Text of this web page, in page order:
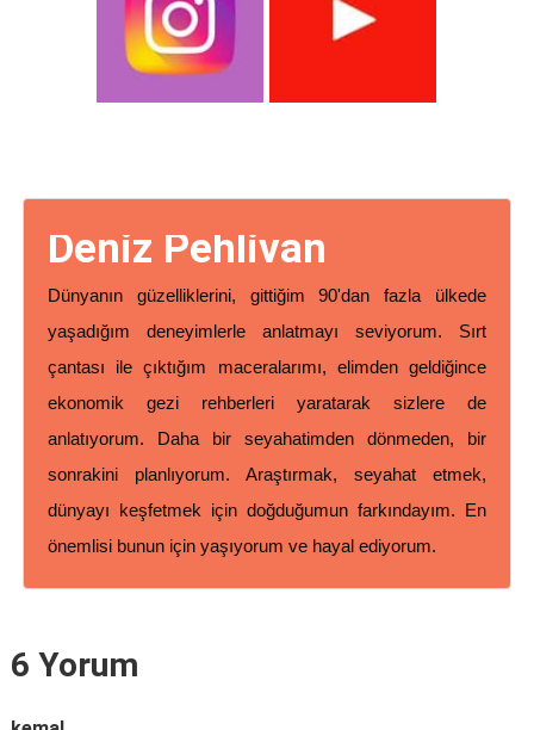
Deniz Pehlivan
Dünyanın güzelliklerini, gittiğim 90'dan fazla ülkede
yaşadığım deneyimlerle anlatmayı seviyorum. Sırt
çantası ile çıktığım maceralarımı, elimden geldiğince
ekonomik gezi rehberleri yaratarak sizlere de
anlatıyorum. Daha bir seyahatimden dönmeden, bir
sonrakini planlıyorum. Araştırmak, seyahat etmek,
dünyayı keşfetmek için doğduğumun farkındayım. En
önemlisi bunun için yaşıyorum ve hayal ediyorum.
6 Yorum